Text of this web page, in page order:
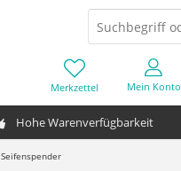
Hohe Warenverfügbarkeit
Merkzettel Mein Konto
Seifenspender